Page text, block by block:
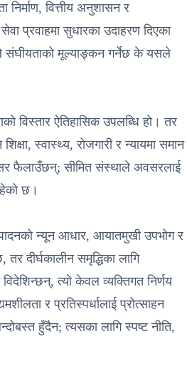
निर्माण, वित्तीय अनुशासन र
प्रवाहमा सुधारका उदाहरण दिएका
संघीयताको मूल्याङ्कन गर्नेछ के यसले
विस्तार ऐतिहासिक उपलब्धि हो। तर
स्वास्थ्य, रोजगारी र न्यायमा समान
फैलाउँछन्; सीमित संस्थाले अवसरलाई
छ।
न्यून आधार, आयातमुखी उपभोग र
दीर्घकालीन समृद्धिका लागि
त्यो केवल व्यक्तिगत निर्णय
र प्रतिस्पर्धालाई प्रोत्साहन
हुँदैन; त्यसका लागि स्पष्ट नीति,